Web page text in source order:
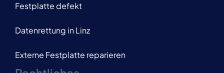
Festplatte defekt
Datenrettung in Linz
Externe Festplatte reparieren